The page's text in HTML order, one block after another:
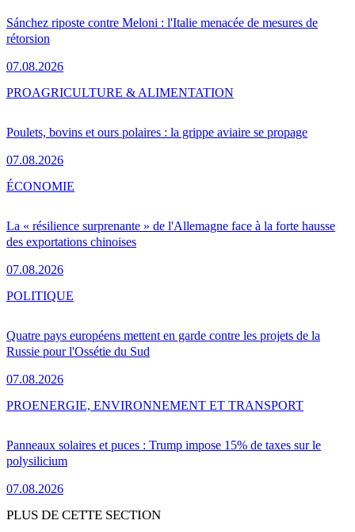
Sánchez riposte contre Meloni : l'Italie menacée de mesures de
rétorsion
07.08.2026
Poulets, bovins et ours polaires : la grippe aviaire se propage
07.08.2026
PROAGRICULTURE & ALIMENTATION
La « résilience surprenante » de l'Allemagne face à la forte hausse
des exportations chinoises
07.08.2026
ÉCONOMIE
Quatre pays européens mettent en garde contre les projets de la
Russie pour l'Ossétie du Sud
07.08.2026
POLITIQUE
Panneaux solaires et puces : Trump impose 15% de taxes sur le
polysilicium
07.08.2026
PROENERGIE, ENVIRONNEMENT ET TRANSPORT
PLUS DE CETTE SECTION